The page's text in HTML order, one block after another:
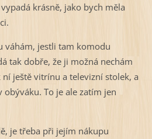
krásně, jako bych měla
váhám, jestli tam komodu
tak dobře, že ji možná nechám
ještě vitrínu a televizní stolek, a
To je ale zatím jen
je třeba při jejím nákupu